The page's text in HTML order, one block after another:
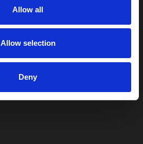
Allow all
Allow selection
Deny